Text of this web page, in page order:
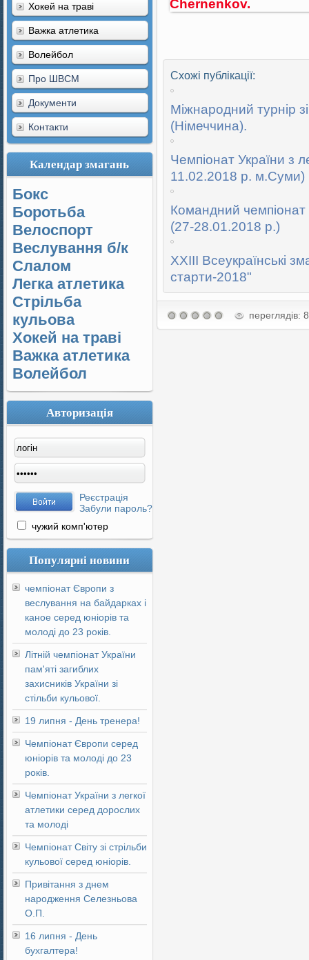
Хокей на траві
Важка атлетика
Волейбол
Про ШВСМ
Документи
Контакти
Календар змагань
Бокс
Боротьба
Велоспорт
Веслування б/к
Cлалом
Легка атлетика
Стрільба
кульова
Хокей на траві
Важка атлетика
Волейбол
Авторизація
Реєстрація
Забули пароль?
чужий комп'ютер
Популярні новини
чемпіонат Європи з
веслування на байдарках і
каное серед юніорів та
молоді до 23 років.
Літній чемпіонат України
пам'яті загиблих
захисників України зі
стільби кульової.
19 липня - День тренера!
Чемпіонат Європи серед
юніорів та молоді до 23
років.
Чемпіонат України з легкої
атлетики серед дорослих
та молоді
Чемпіонат Світу зі стрільби
кульової серед юніорів.
Привітання з днем
народження Селезньова
О.П.
16 липня - День
бухгалтера!
Схожі публікації:
Міжнародний турнір
(Німеччина).
Чемпіонат України з
11.02.2018 р. м.Суми)
Командний чемпіонат
(27-28.01.2018 р.)
XXIII Всеукраїнські
старти-2018"
переглядів: